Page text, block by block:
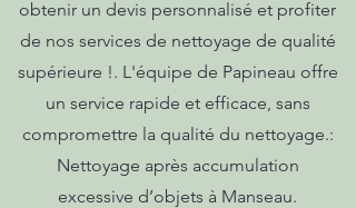
obtenir un devis personnalisé et profiter
de nos services de nettoyage de qualité
supérieure !. L'équipe de Papineau offre
un service rapide et efficace, sans
compromettre la qualité du nettoyage.:
Nettoyage après accumulation
excessive d’objets à Manseau.